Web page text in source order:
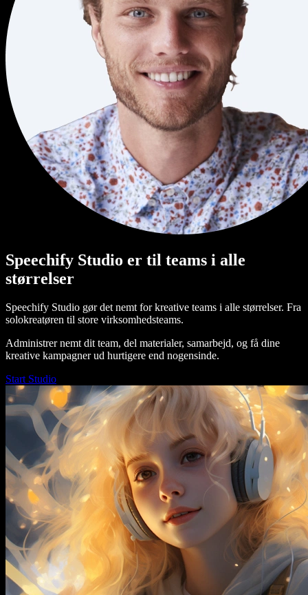
Speechify Studio er til teams i alle
størrelser
Speechify Studio gør det nemt for kreative teams i alle størrelser. Fra
solokreatøren til store virksomhedsteams.
Administrer nemt dit team, del materialer, samarbejd, og få dine
kreative kampagner ud hurtigere end nogensinde.
Start Studio